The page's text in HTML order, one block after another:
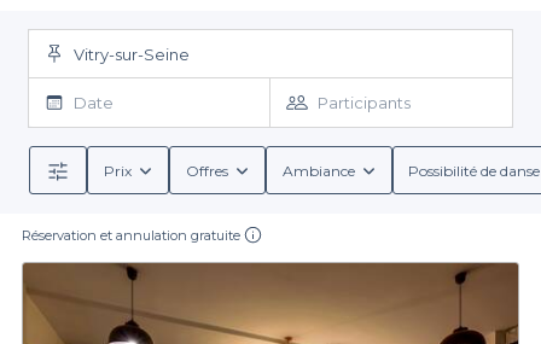
Vitry-sur-Seine
Date Participants
Prix Offres Ambiance Possibilité de
Réservation et annulation gratuite